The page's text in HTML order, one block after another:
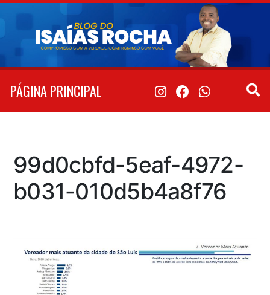
Pular
conteúdo
PÁGINA PRINCIPAL
99d0cbfd-5eaf-4972-
b031-010d5b4a8f76